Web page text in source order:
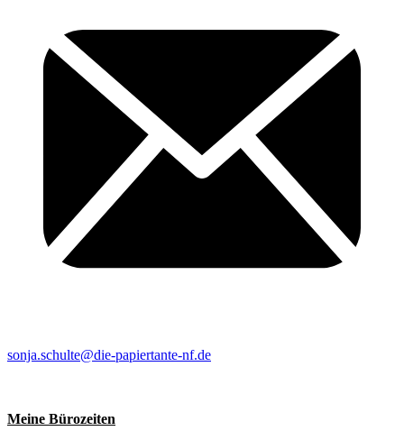
sonja.schulte@die-papiertante-nf.de
Meine Bürozeiten